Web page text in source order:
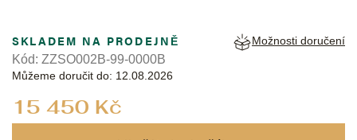
15 450 Kč
SKLADEM NA PRODEJNĚ
Můžeme doručit do: 12.08.2026
Možnosti doručení
Kód: ZZSO002B-99-0000B